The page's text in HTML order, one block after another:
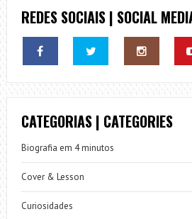
REDES SOCIAIS | SOCIAL
CATEGORIAS | CATEGORIES
Biografia em 4 minutos
Cover & Lesson
Curiosidades